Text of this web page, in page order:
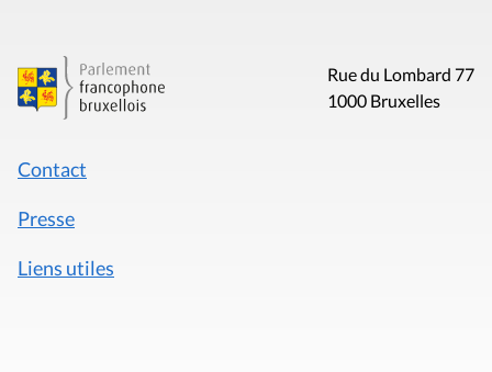
Rue du Lombard 77
1000 Bruxelles
Contact
Presse
Liens utiles